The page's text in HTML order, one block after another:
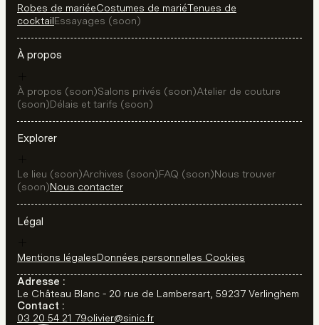
Robes de mariéeCostumes de mariéTenues de
cocktailEssayages (soon)
À propos
À propos (soon)Salons privés (soon)Atelier de couture
(soon)Délais et tarifs (soon)
Explorer
Le lieu (soon)Archives (soon)FAQ (soon)Nous trouver
(soon)Nous contacter
Légal
Mentions légalesDonnées personnelles Cookies
Adresse :
Le Château Blanc - 20 rue de Lambersart, 59237 Verlinghem
Contact :
03 20 54 21 79olivier@sinic.fr